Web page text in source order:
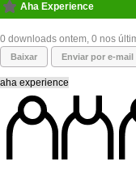
Aha Experience
0 downloads ontem, 0 nos
Baixar Enviar por e-mail
aha experience